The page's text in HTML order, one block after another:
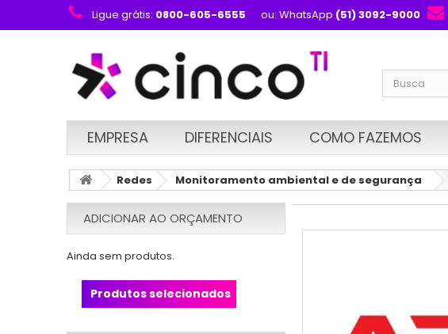
Ligue grátis: 0800-605-6555 ou: WhatsApp (51) 3092-9000
EMPRESA DIFERENCIAIS COMO FAZEMOS
Redes Monitoramento ambiental e de segurança
ADICIONAR AO ORÇAMENTO
Ainda sem produtos.
Produtos selecionados